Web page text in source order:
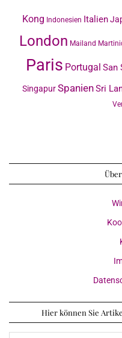
Kong Indonesien Italien
London Mailand
Paris Portugal San
SingapurSpanienSri
Hier können Sie